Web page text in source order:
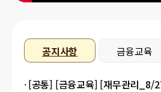
공지사항 금융교육
공지사항